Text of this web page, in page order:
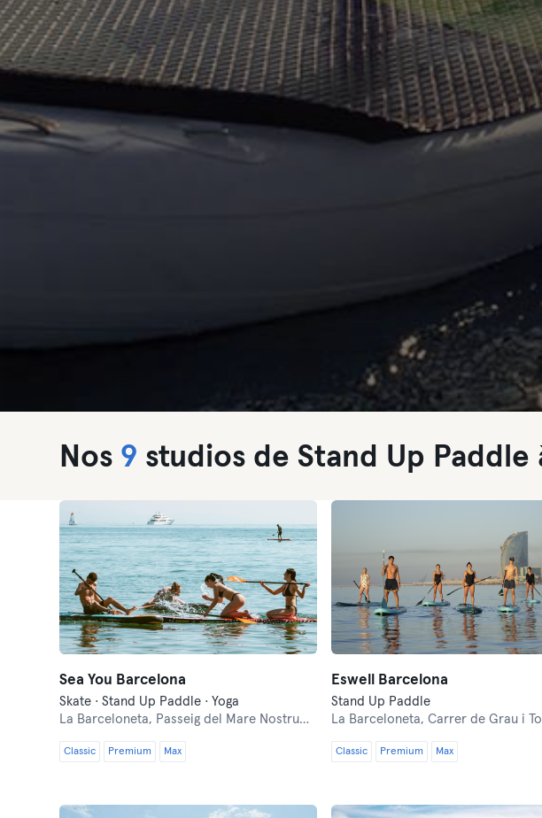
Nos 9 studios de Stand Up Paddle
Sea You Barcelona
Skate · Stand Up Paddle · Yoga
La Barceloneta, Passeig del Mare Nostrum, 14
Classic Premium Max
Eswell Barcelona
Stand Up Paddle
La Barceloneta, Carrer de Grau i
Classic Premium Max